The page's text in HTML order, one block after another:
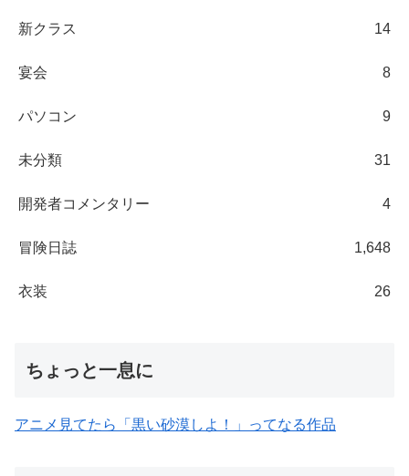
新クラス 14
宴会 8
パソコン 9
未分類 31
開発者コメンタリー 4
冒険日誌 1,648
衣装 26
ちょっと一息に
アニメ見てたら「黒い砂漠しよ！」ってなる作品